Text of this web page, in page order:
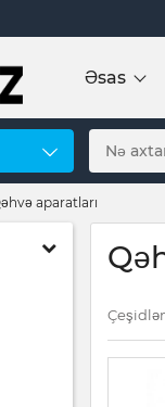
Əsas
aparatları